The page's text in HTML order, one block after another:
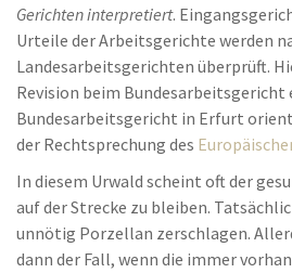
Gerichten interpretiert.
Urteile der Arbeitsgerichte werden
Landesarbeitsgerichten überprüft.
Revision beim Bundesarbeitsgericht
Bundesarbeitsgericht in Erfurt
der Rechtsprechung des
In diesem Urwald scheint oft der
auf der Strecke zu bleiben.
unnötig Porzellan zerschlagen.
dann der Fall, wenn die immer